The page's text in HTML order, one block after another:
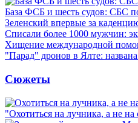
База ФСБ и шесть судов: СБС
Зеленский впервые за
Списали более 1000 мужчин:
Хищение международной
"Парад" дронов в Ялте:
Сюжеты
"Охотиться на лучника, а не